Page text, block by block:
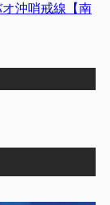
沖哨戒線【南